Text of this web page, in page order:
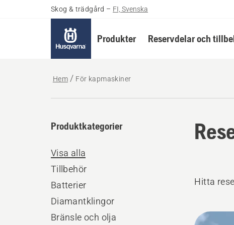
Skog & trädgård – FI, Svenska
Produkter Reservdelar och
Hem För kapmaskiner
Produktkategorier
Visa alla
Tillbehör
Batterier
Diamantklingor
Bränsle och olja
Hitta
Alla